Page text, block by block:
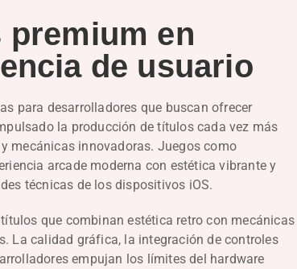
premium en
de usuario
para desarrolladores que buscan ofrecer
la producción de títulos cada vez más
mecánicas innovadoras. Juegos como
arcade moderna con estética vibrante y
técnicas de los dispositivos iOS.
que combinan estética retro con mecánicas
La calidad gráfica, la integración de controles
empujan los límites del hardware